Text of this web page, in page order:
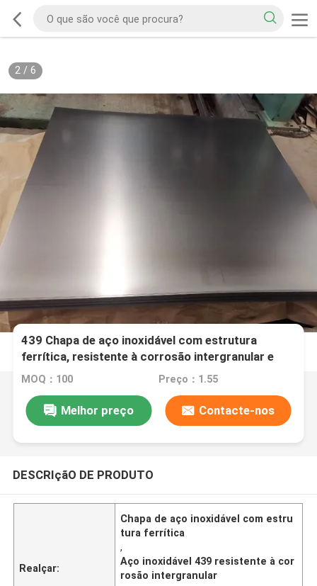
2/ 6
439 Chapa de aço inoxidável com estrutura
ferrítica, resistente à corrosão intergranular e
baixa expansão térmica
MOQ：100 Preço：1.55
Melhor preço Contacte-nos
DESCRIçãO DE PRODUTO
Realçar:
Chapa de aço inoxidável com estru
tura ferrítica
,
Aço inoxidável 439 resistente à cor
rosão intergranular